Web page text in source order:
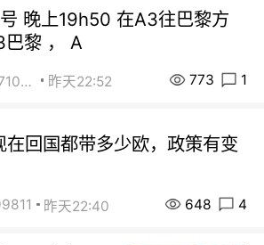
晚上19h50 在A3往巴黎方
巴黎 ， A
街友84710671 昨天22:52 773 1
在回国都带多少欧，政策有变
昨天22:40 648 4